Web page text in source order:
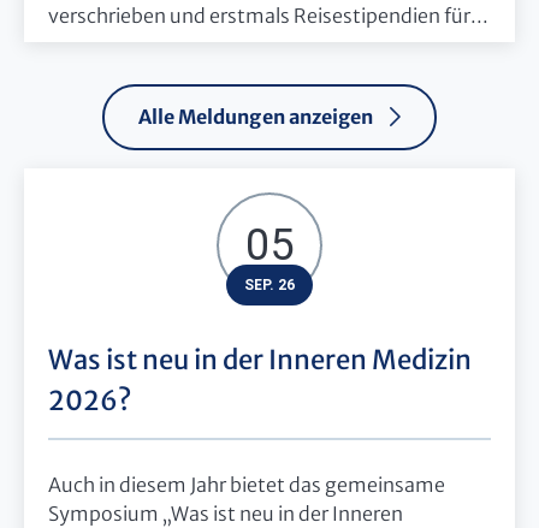
verschrieben und erstmals Reisestipendien für...
Alle Meldungen anzeigen
05
SEP. 26
Was ist neu in der Inneren Medizin
2026?
Auch in diesem Jahr bietet das gemeinsame
Symposium „Was ist neu in der Inneren